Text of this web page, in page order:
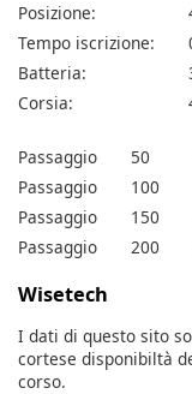
Posizione:
Tempo iscrizione:
Batteria:
Corsia:
Passaggio 50
Passaggio
100
Passaggio
150
Passaggio
200
Wisetech
I dati di questo sito
cortese disponibiltà
corso.